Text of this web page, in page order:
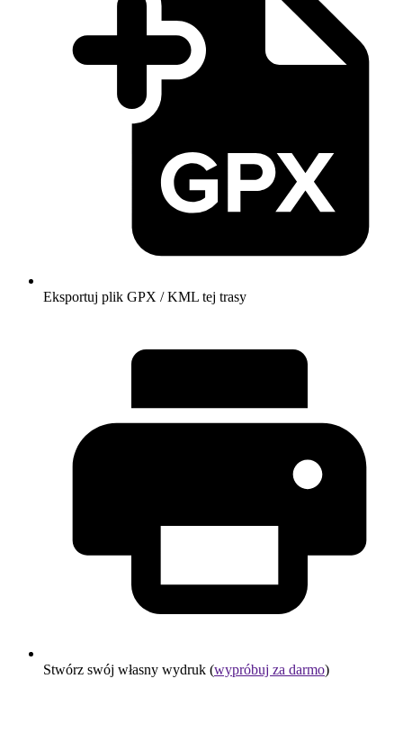
Eksportuj plik GPX / KML tej trasy
Stwórz swój własny wydruk (wypróbuj za darmo)